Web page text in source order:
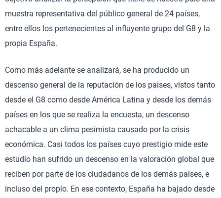
muestra representativa del público general de 24 países,
entre ellos los pertenecientes al influyente grupo del G8 y la
propia España.
Como más adelante se analizará, se ha producido un
descenso general de la reputación de los países, vistos tanto
desde el G8 como desde América Latina y desde los demás
países en los que se realiza la encuesta, un descenso
achacable a un clima pesimista causado por la crisis
económica. Casi todos los países cuyo prestigio mide este
estudio han sufrido un descenso en la valoración global que
reciben por parte de los ciudadanos de los demás países, e
incluso del propio. En ese contexto, España ha bajado desde